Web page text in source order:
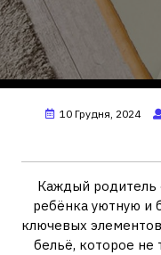
10 Грудня, 2024
Каждый родитель
ребёнка уютную и
ключевых
бельё, которое